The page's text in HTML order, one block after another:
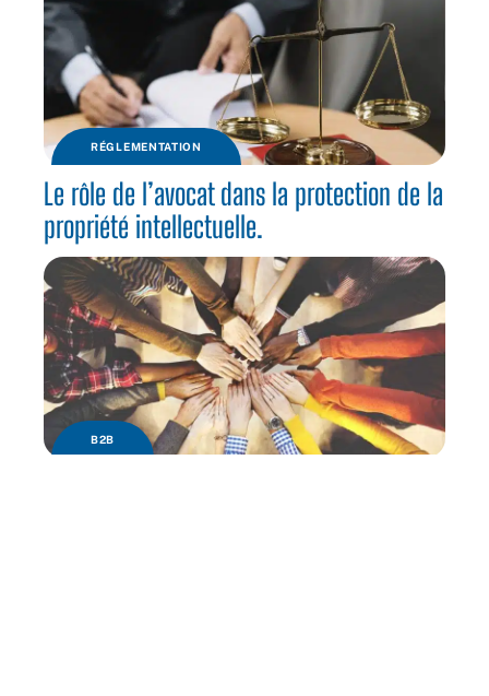
RÉGLEMENTATION
Le rôle de l’avocat dans la protection de la
propriété intellectuelle.
B2B